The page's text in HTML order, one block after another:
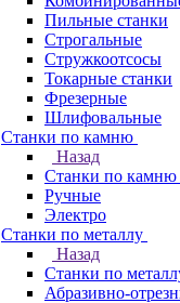
Пильные станки
Строгальные
Стружкоотсосы
Токарные станки
Фрезерные
Шлифовальные
Станки по камню
Назад
Станки по камню
Ручные
Электро
Станки по металлу
Назад
Станки по
Абразивно-